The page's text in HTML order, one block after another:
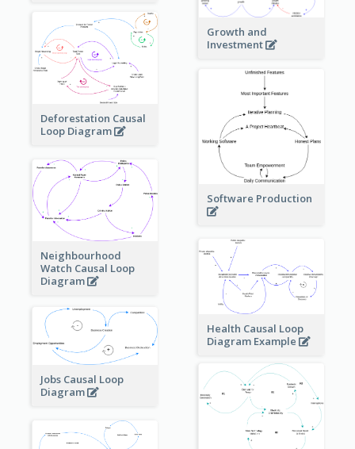
Growth and
Investment
Deforestation Causal
Loop Diagram
Software Production
Neighbourhood
Watch Causal Loop
Diagram
Health Causal Loop
Diagram Example
Jobs Causal Loop
Diagram